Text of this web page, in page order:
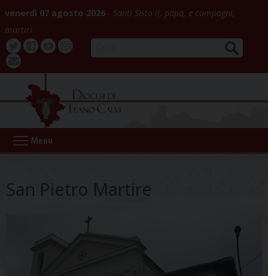
content
venerdì 07 agosto 2026
Santi Sisto II, papa, e compagni,
martiri
Twitter
Buona
webmail
Menu
San Pietro Martire